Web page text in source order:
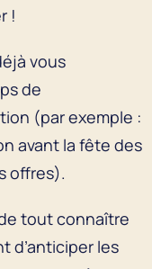
!
vous
de
(par exemple :
avant la fête des
offres).
tout connaître
d’anticiper les